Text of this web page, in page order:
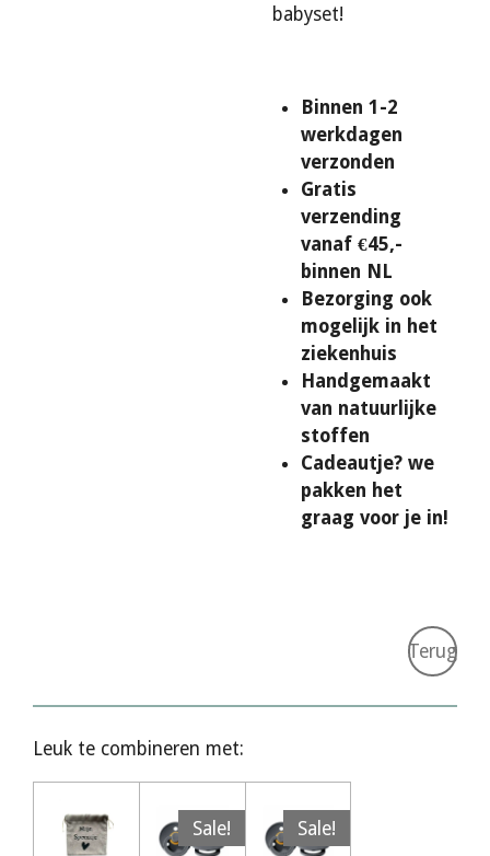
babyset!
Binnen 1-2
werkdagen
verzonden
Gratis
verzending
vanaf €45,-
binnen NL
Bezorging ook
mogelijk in het
ziekenhuis
Handgemaakt
van natuurlijke
stoffen
Cadeautje? we
pakken het
graag voor je in!
Terug
Leuk te combineren met:
Sale! Sale!